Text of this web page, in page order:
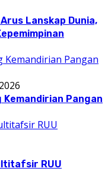
Lanskap Dunia,
Pangan
RUU